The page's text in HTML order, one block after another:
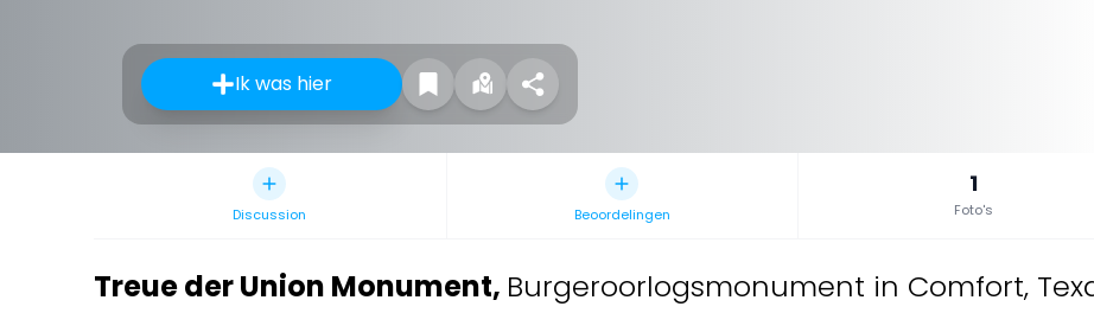
Ik was hier
Discussion Beoordelingen
1
Foto's
Treue der Union Monument, Burgeroorlogsmonument in Comfort,